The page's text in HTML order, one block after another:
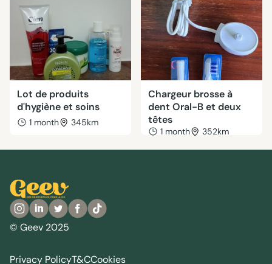
Lot de produits
d'hygiène et soins
1 month 345km
Chargeur brosse à
dent Oral-B et deux
têtes
1 month 352km
© Geev 2025
Privacy PolicyT&CCookies